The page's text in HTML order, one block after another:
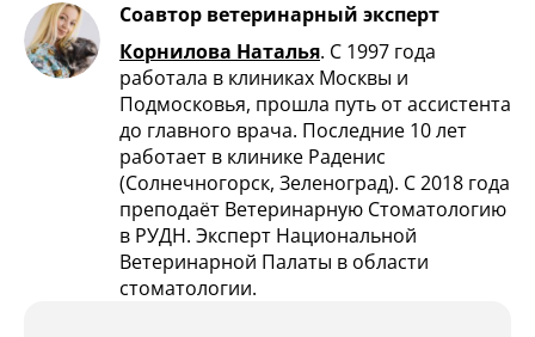
Соавтор ветеринарный эксперт
Корнилова Наталья. С 1997 года
работала в клиниках Москвы и
Подмосковья, прошла путь от ассистента
до главного врача. Последние 10 лет
работает в клинике Раденис
(Солнечногорск, Зеленоград). С 2018 года
преподаёт Ветеринарную Стоматологию
в РУДН. Эксперт Национальной
Ветеринарной Палаты в области
стоматологии.